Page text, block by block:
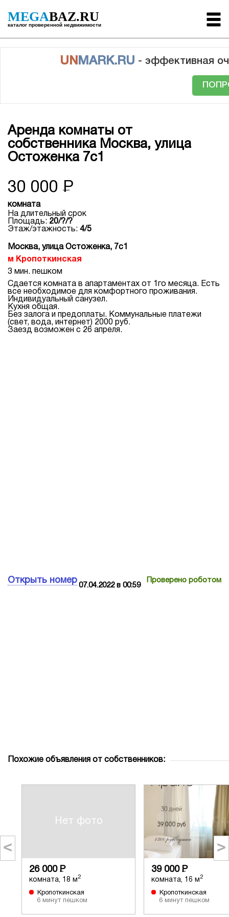
MEGABAZ.RU
каталог проверенной недвижимости
UN MARK.RU - эффективная
Аренда комнаты от
собственника Москва, улица
Остоженка 7с1
30 000 Р
комната
На длительный срок
Площадь: 20/?/?
Этаж/этажность: 4/5
Москва, улица Остоженка, 7с1
Кропоткинская
3 мин. пешком
Сдается комната в апартаментах от 1го месяца. Есть
все необходимое для комфортного проживания.
Индивидуальный санузел.
Кухня общая.
Без залога и предоплаты. Коммунальные платежи
(свет, вода, интернет) 2000 руб.
Заезд возможен с 26 апреля.
Открыть номер Проверено роботом
07.04.2022 в 00:59
Похожие объявления от собственников:
Нет фото
26 000 Р
комната, 18 м 2
Кропоткинская
6 минут пешком
39 000 Р
комната, 16 м 2
Кропоткинская
6 минут пешком
< >